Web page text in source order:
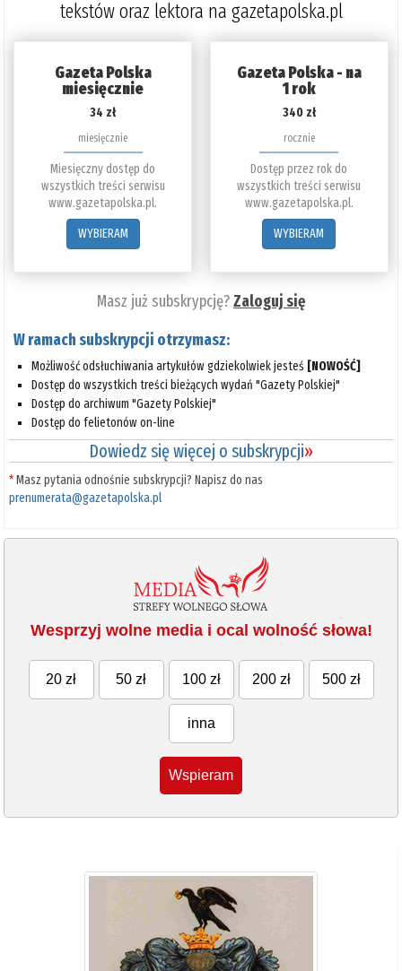
tekstów oraz lektora na gazetapolska.pl
Gazeta Polska
miesięcznie
34 zł
miesięcznie
Miesięczny dostęp do
wszystkich treści serwisu
www.gazetapolska.pl.
WYBIERAM
Gazeta Polska - na
1 rok
340 zł
rocznie
Dostęp przez rok do
wszystkich treści serwisu
www.gazetapolska.pl.
WYBIERAM
Masz już subskrypcję?Zaloguj się
W ramach subskrypcji otrzymasz:
Możliwość odsłuchiwania artykułów gdziekolwiek jesteś [NOWOŚĆ]
Dostęp do wszystkich treści bieżących wydań "Gazety Polskiej"
Dostęp do archiwum "Gazety Polskiej"
Dostęp do felietonów on-line
Dowiedz się więcej o subskrypcji»
*Masz pytania odnośnie subskrypcji? Napisz do nas
prenumerata@gazetapolska.pl
Wesprzyj wolne media i ocal wolność słowa!
20 zł 50 zł 100 zł 200 zł 500 zł
inna
Wspieram